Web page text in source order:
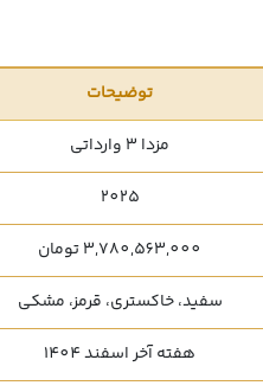
توضیحات
مزدا 3 وارداتی
2025
3,780,563,000 تومان
سفید، خاکستری، قرمز، مشکی
هفته آخر اسفند 1404